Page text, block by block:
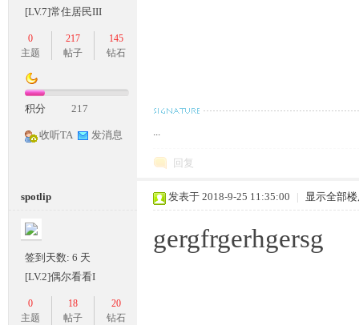
[LV.7]常住居民III
0
主题
217
帖子
145
钻石
积分 217
收听TA 发消息 ...
回复
spotlip
签到天数: 6 天
[LV.2]偶尔看看I
0
主题
18
帖子
20
钻石
发表于 2018-9-25 11:35:00 | 显示全部
gergfrgerhgersg